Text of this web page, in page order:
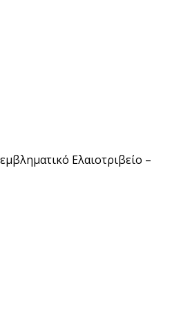
Ελαιοτριβείο –